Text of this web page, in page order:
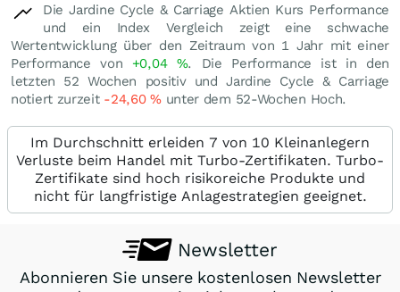
Die Jardine Cycle & Carriage Aktien Kurs Performance
und ein Index Vergleich zeigt eine schwache
Wertentwicklung über den Zeitraum von 1 Jahr mit einer
Performance von +0,04 %. Die Performance ist in den
letzten 52 Wochen positiv und Jardine Cycle & Carriage
notiert zurzeit -24,60%unter dem 52-Wochen Hoch.
Im Durchschnitt erleiden 7 von 10 Kleinanlegern
Verluste beim Handel mit Turbo-Zertifikaten. Turbo-
Zertifikate sind hoch risikoreiche Produkte und
nicht für langfristige Anlagestrategien geeignet.
Newsletter
Abonnieren Sie unsere kostenlosen Newsletter